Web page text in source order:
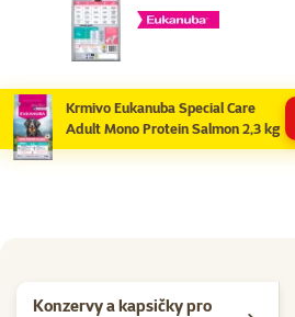
Krmivo Eukanuba Special Care
Adult Mono Protein Salmon 2,3 kg
Konzervy a kapsičky pro